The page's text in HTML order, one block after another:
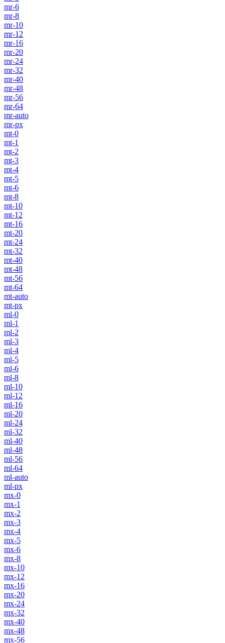
mr-6
mr-8
mr-10
mr-12
mr-16
mr-20
mr-24
mr-32
mr-40
mr-48
mr-56
mr-64
mr-auto
mr-px
mt-0
mt-1
mt-2
mt-3
mt-4
mt-5
mt-6
mt-8
mt-10
mt-12
mt-16
mt-20
mt-24
mt-32
mt-40
mt-48
mt-56
mt-64
mt-auto
mt-px
ml-0
ml-1
ml-2
ml-3
ml-4
ml-5
ml-6
ml-8
ml-10
ml-12
ml-16
ml-20
ml-24
ml-32
ml-40
ml-48
ml-56
ml-64
ml-auto
ml-px
mx-0
mx-1
mx-2
mx-3
mx-4
mx-5
mx-6
mx-8
mx-10
mx-12
mx-16
mx-20
mx-24
mx-32
mx-40
mx-48
mx-56